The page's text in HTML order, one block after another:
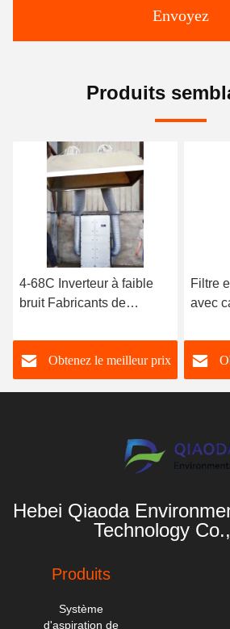
Envoyez
Produits
4-68C Inverteur à faible
bruit Fabricants de
tirage induit 63000m3/h
Obtenez le meilleur prix
Filtre
avec
la
Hebei Qiaoda
Technology
Produits
Système
d'aspiration de